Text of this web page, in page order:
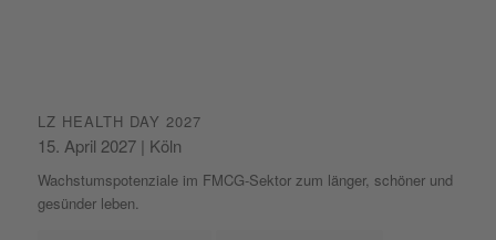
LZ HEALTH DAY 2027
15. April 2027 | Köln
Wachstumspotenziale im FMCG-Sektor zum länger, schöner und
gesünder leben.